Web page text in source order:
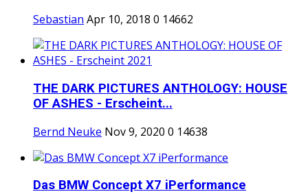
Sebastian Apr 10, 2018 0 14662
THE DARK PICTURES ANTHOLOGY: HOUSE
OF ASHES - Erscheint...
Bernd Neuke Nov 9, 2020 0 14638
Das BMW Concept X7 iPerformance